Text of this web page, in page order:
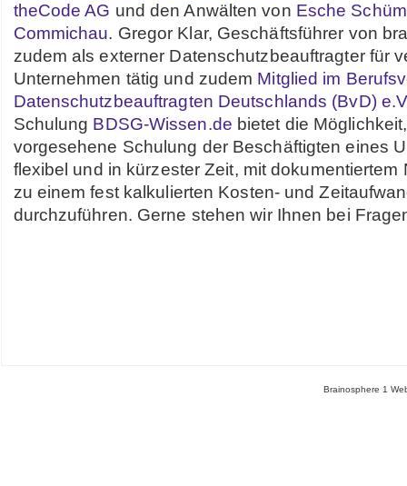
theCode AG und den Anwälten von Esche
Commichau. Gregor Klar, Geschäftsführer von
zudem als externer Datenschutzbeauftragter für
Unternehmen tätig und zudem Mitglied im
Datenschutzbeauftragten Deutschlands (BvD)
Schulung BDSG-Wissen.de bietet die
vorgesehene Schulung der Beschäftigten eines
flexibel und in kürzester Zeit, mit dokumentiertem
zu einem fest kalkulierten Kosten- und
durchzuführen. Gerne stehen wir Ihnen bei
Brainosphere 1